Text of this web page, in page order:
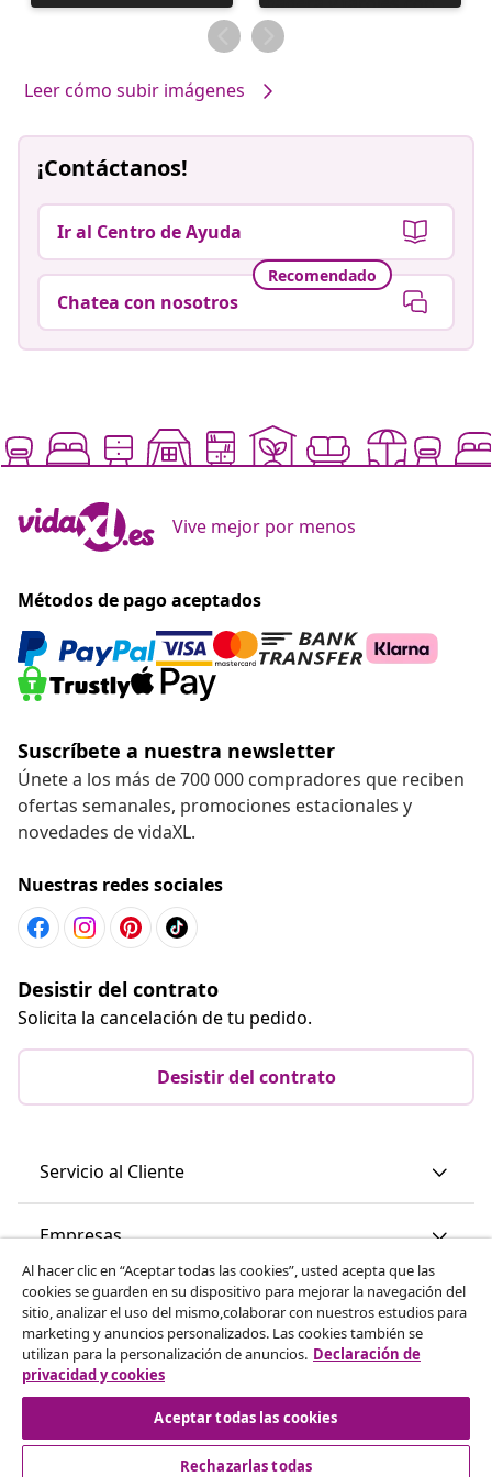
realizada
realizada
por
Leer cómo subir imágenes
¡Contáctanos!
Ir al Centro de Ayuda
Recomendado
Chatea con nosotros
Vive mejor por menos
Métodos de pago aceptados
Suscríbete a nuestra newsletter
Únete a los más de 700 000 compradores que reciben
ofertas semanales, promociones estacionales y
novedades de vidaXL.
Nuestras redes sociales
Desistir del contrato
Solicita la cancelación de tu pedido.
Desistir del contrato
Servicio al Cliente
Empresas
vidaXL
Descubre mas
Al hacer clic en “Aceptar todas las cookies”, usted acepta que las
cookies se guarden en su dispositivo para mejorar la navegación del
sitio, analizar el uso del mismo,colaborar con nuestros estudios para
marketing y anuncios personalizados. Las cookies también se
utilizan para la personalización de anuncios. Declaración de
privacidad y cookies
Aceptar todas las cookies
Rechazarlas todas